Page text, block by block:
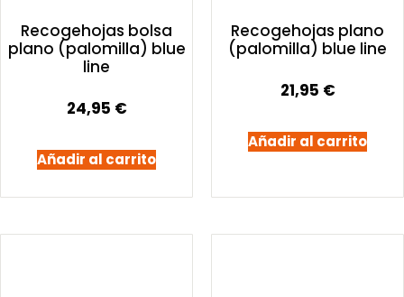
Recogehojas bolsa
plano (palomilla) blue
line
24,95 €
Añadir al carrito
Recogehojas plano
(palomilla) blue line
21,95 €
Añadir al carrito